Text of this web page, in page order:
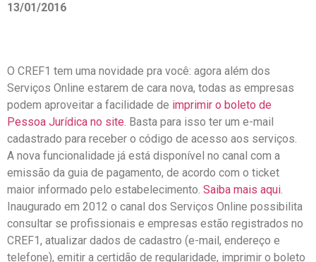
13/01/2016
O CREF1 tem uma novidade pra você: agora além dos
Serviços Online estarem de cara nova, todas as empresas
podem aproveitar a facilidade de imprimir o boleto de
Pessoa Jurídica no site. Basta para isso ter um e-mail
cadastrado para receber o código de acesso aos serviços.
A nova funcionalidade já está disponível no canal com a
emissão da guia de pagamento, de acordo com o ticket
maior informado pelo estabelecimento. Saiba mais aqui.
Inaugurado em 2012 o canal dos Serviços Online possibilita
consultar se profissionais e empresas estão registrados no
CREF1, atualizar dados de cadastro (e-mail, endereço e
telefone), emitir a certidão de regularidade, imprimir o boleto